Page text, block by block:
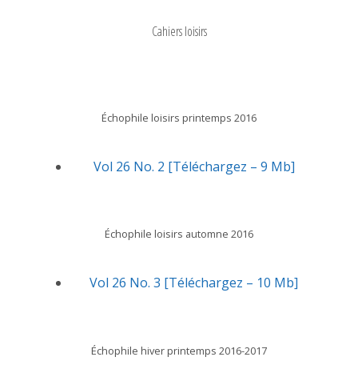
Cahiers loisirs
Échophile loisirs printemps 2016
Vol 26 No. 2 [Téléchargez – 9 Mb]
Échophile loisirs automne 2016
Vol 26 No. 3 [Téléchargez – 10 Mb]
Échophile hiver printemps 2016-2017